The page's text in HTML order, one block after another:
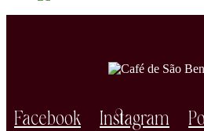
Facebook Instagram